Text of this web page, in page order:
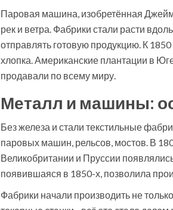
Паровая машина, изобретённая
рек и ветра. Фабрики стали расти
отправлять готовую продукцию. К
хлопка. Американские плантации в
продавали по всему миру.
Металл и машины:
Без железа и стали текстильные
паровых машин, рельсов, мостов. В
Великобритании и Пруссии
появившаяся в 1850-х, позволила
Фабрики начали производить не